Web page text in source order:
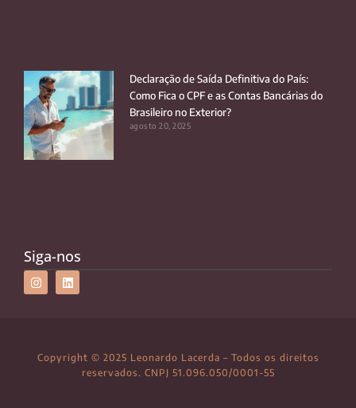
Declaração de Saída Definitiva do País:
Como Fica o CPF e as Contas Bancárias do
Brasileiro no Exterior?
agosto 20, 2025
Siga-nos
Copyright © 2025 Leonardo Lacerda – Todos os direitos
reservados. CNPJ 51.096.050/0001-55